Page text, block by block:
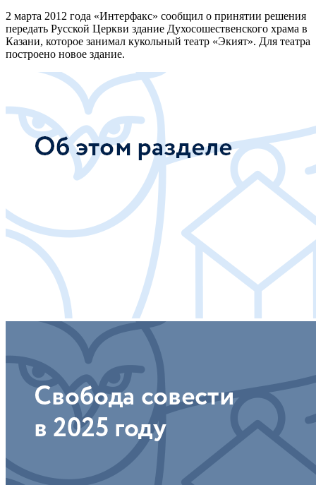
2 марта 2012 года «Интерфакс» сообщил о принятии решения
передать Русской Церкви здание Духосошественского храма в
Казани, которое занимал кукольный театр «Экият». Для театра
построено новое здание.